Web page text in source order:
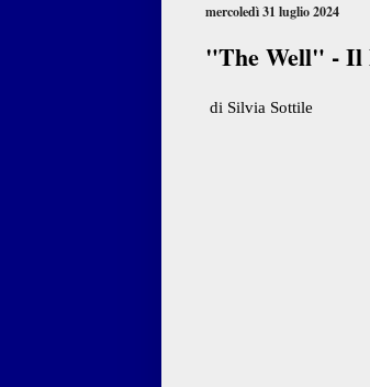
mercoledì 31 luglio 2024
"The Well" - Il
di Silvia Sottile